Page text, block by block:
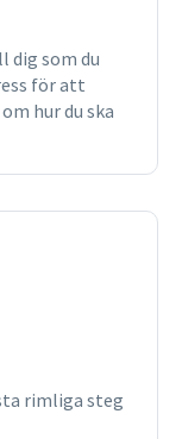
dig som du
för att
hur du ska
rimliga steg